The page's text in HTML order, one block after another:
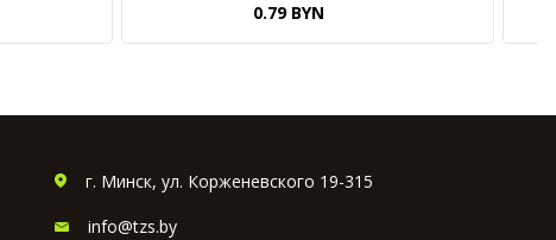
0.79 BYN
г. Минск, ул. Корженевского 19-315
info@tzs.by